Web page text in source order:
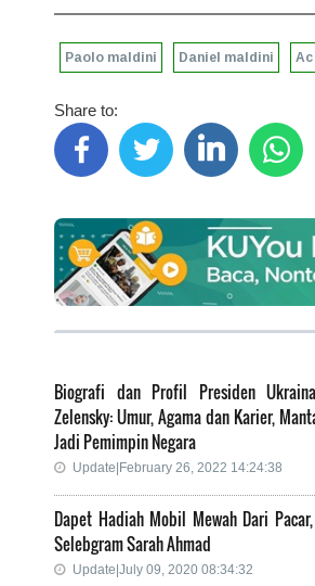
Paolo maldini Daniel maldini
Share to:
Biografi dan Profil Presiden
Zelensky: Umur, Agama dan Karier,
Jadi Pemimpin Negara
Update|February 26, 2022 14:24:38
Dapet Hadiah Mobil Mewah Dari
Selebgram Sarah Ahmad
Update|July 09, 2020 08:34:32